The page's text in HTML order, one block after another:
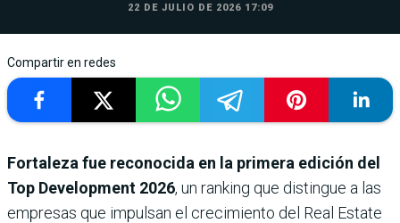
22 DE JULIO DE 2026 17:09
Compartir en redes
Fortaleza fue reconocida en la primera edición del
Top Development 2026, un ran­king que distingue a las
empresas que impulsan el crecimiento del Real Estate